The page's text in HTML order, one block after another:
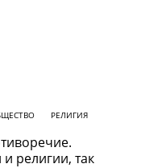
РЕЛИГИЯ
религии, так